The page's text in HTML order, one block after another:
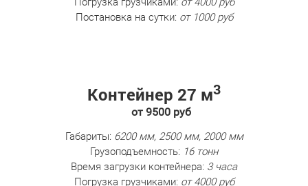
Постановка на сутки: от 1000 руб
Контейнер 27 м3
от 9500 руб
Габариты: 6200 мм, 2500 мм, 2000 мм
Грузоподъемность: 16 тонн
Время загрузки контейнера: 3 часа
Погрузка грузчиками: от 4000 руб